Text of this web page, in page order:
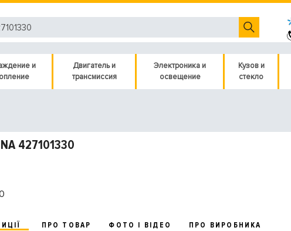
и
Двигатель и
трансмиссия
Электроника и
освещение
Кузов и
стекло
427101330
ПРО ТОВАР ФОТО І ВІДЕО ПРО ВИРОБНИКА